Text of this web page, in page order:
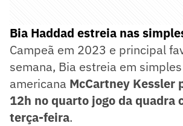
Bia Haddad estreia nas
Campeã em 2023 e principal
semana, Bia estreia em
americana McCartney Kessler
12h no quarto jogo da quadra
terça-feira.